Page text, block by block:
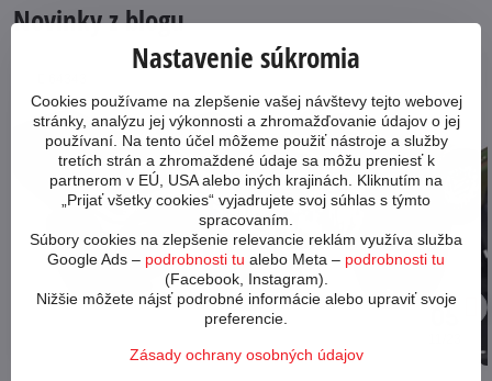
Novinky z blogu
05
Nastavenie súkromia
Cookies používame na zlepšenie vašej návštevy tejto webovej
stránky, analýzu jej výkonnosti a zhromažďovanie údajov o jej
používaní. Na tento účel môžeme použiť nástroje a služby
tretích strán a zhromaždené údaje sa môžu preniesť k
partnerom v EÚ, USA alebo iných krajinách. Kliknutím na
„Prijať všetky cookies“ vyjadrujete svoj súhlas s týmto
spracovaním.
Súbory cookies na zlepšenie relevancie reklám využíva služba
Google Ads – podrobnosti tu alebo Meta – podrobnosti tu
(Facebook, Instagram).
Nižšie môžete nájsť podrobné informácie alebo upraviť svoje
preferencie.
Zásady ochrany osobných údajov